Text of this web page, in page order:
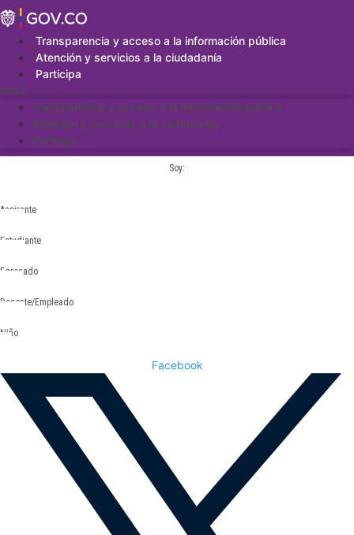
Saltar
al
contenidoTransparencia y acceso a la información pública
Atención y servicios a la ciudadanía
Participa
Menu
Transparencia y acceso a la información pública
Atención y servicios a la ciudadanía
Participa
Soy:
Aspirante
Estudiante
Egresado
Docente/Empleado
Niño
Facebook